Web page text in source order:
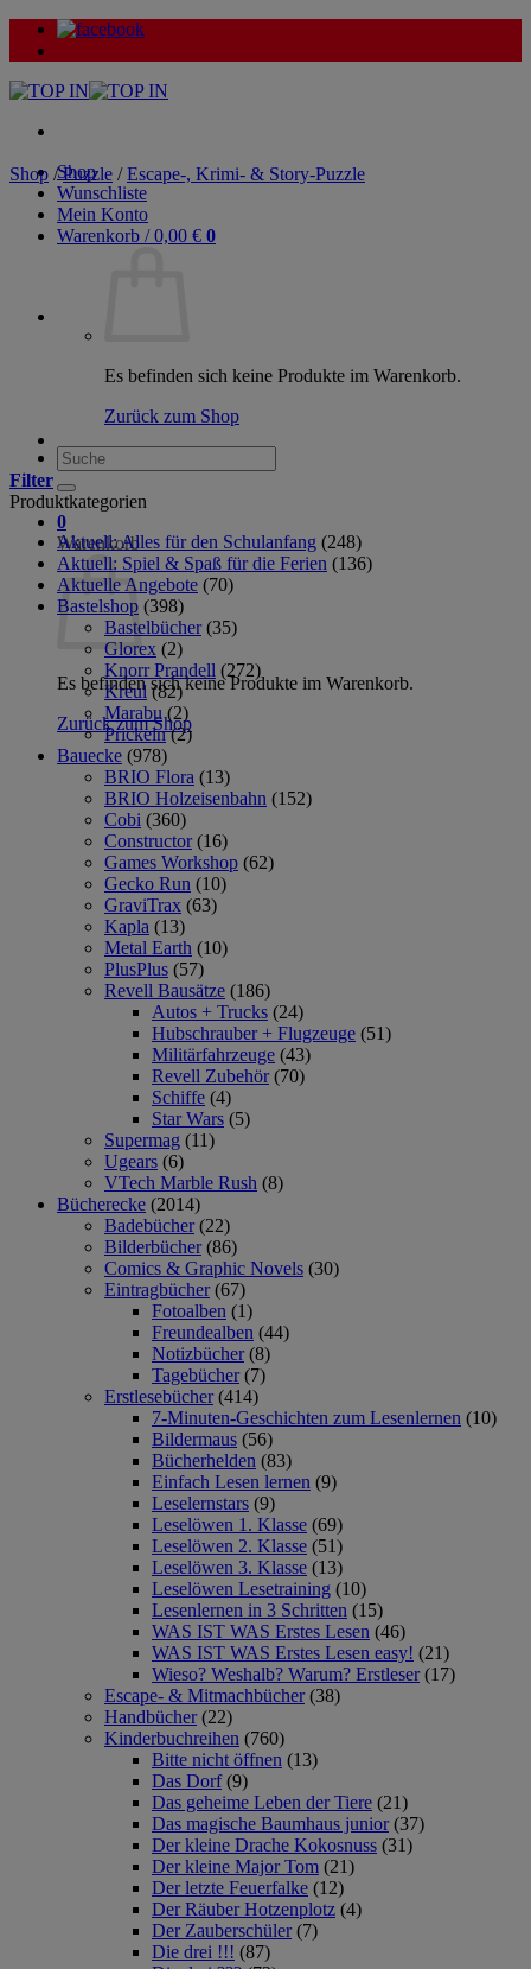
Zum
Inhalt
Shop
Wunschliste
Mein Konto
Warenkorb /0,00 € 0
Es befinden sich keine Produkte im Warenkorb.
Zurück zum Shop
Suche
nach:
0
Warenkorb
Es befinden sich keine Produkte im Warenkorb.
Zurück zum Shop
Shop / Puzzle / Escape-, Krimi- & Story-Puzzle
Filter
Produktkategorien
Aktuell: Alles für den Schulanfang (248)
Aktuell: Spiel & Spaß für die Ferien (136)
Aktuelle Angebote (70)
Bastelshop (398)
Bastelbücher (35)
Glorex (2)
Knorr Prandell (272)
Kreul (82)
Marabu (2)
Prickeln (2)
Bauecke (978)
BRIO Flora (13)
BRIO Holzeisenbahn (152)
Cobi (360)
Constructor (16)
Games Workshop (62)
Gecko Run (10)
GraviTrax (63)
Kapla (13)
Metal Earth (10)
PlusPlus (57)
Revell Bausätze (186)
Autos + Trucks (24)
Hubschrauber + Flugzeuge (51)
Militärfahrzeuge (43)
Revell Zubehör (70)
Schiffe (4)
Star Wars (5)
Supermag (11)
Ugears (6)
VTech Marble Rush (8)
Bücherecke (2014)
Badebücher (22)
Bilderbücher (86)
Comics & Graphic Novels (30)
Eintragbücher (67)
Fotoalben (1)
Freundealben (44)
Notizbücher (8)
Tagebücher (7)
Erstlesebücher (414)
7-Minuten-Geschichten zum Lesenlernen (10)
Bildermaus (56)
Bücherhelden (83)
Einfach Lesen lernen (9)
Leselernstars (9)
Leselöwen 1. Klasse (69)
Leselöwen 2. Klasse (51)
Leselöwen 3. Klasse (13)
Leselöwen Lesetraining (10)
Lesenlernen in 3 Schritten (15)
WAS IST WAS Erstes Lesen (46)
WAS IST WAS Erstes Lesen easy! (21)
Wieso? Weshalb? Warum? Erstleser (17)
Escape- & Mitmachbücher (38)
Handbücher (22)
Kinderbuchreihen (760)
Bitte nicht öffnen (13)
Das Dorf (9)
Das geheime Leben der Tiere (21)
Das magische Baumhaus junior (37)
Der kleine Drache Kokosnuss (31)
Der kleine Major Tom (21)
Der letzte Feuerfalke (12)
Der Räuber Hotzenplotz (4)
Der Zauberschüler (7)
Die drei !!! (87)